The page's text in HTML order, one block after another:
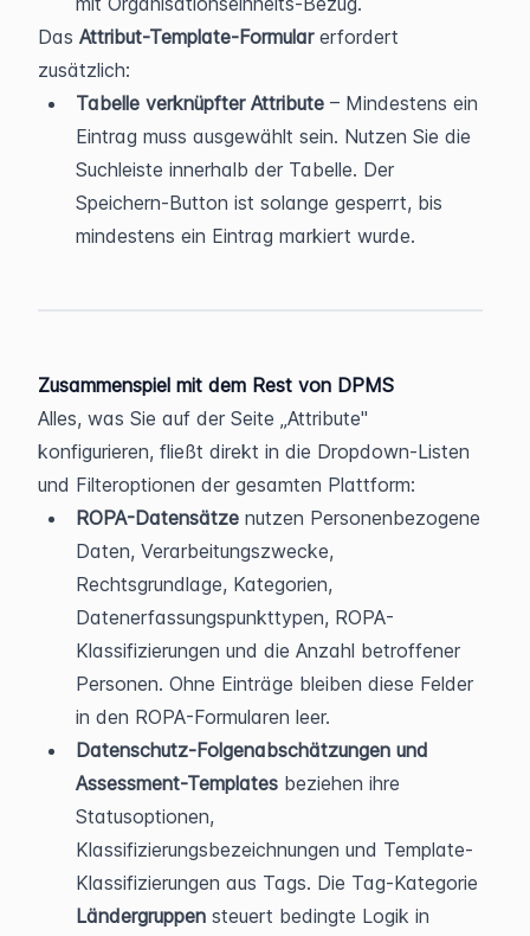
Das Attribut-Template-Formular erfordert
zusätzlich:
Tabelle verknüpfter Attribute – Mindestens ein
Eintrag muss ausgewählt sein. Nutzen Sie die
Suchleiste innerhalb der Tabelle. Der
Speichern-Button ist solange gesperrt, bis
mindestens ein Eintrag markiert wurde.
Zusammenspiel mit dem Rest von DPMS
Alles, was Sie auf der Seite „Attribute"
konfigurieren, fließt direkt in die Dropdown-Listen
und Filteroptionen der gesamten Plattform:
ROPA-Datensätze nutzen Personenbezogene
Daten, Verarbeitungszwecke,
Rechtsgrundlage, Kategorien,
Datenerfassungspunkttypen, ROPA-
Klassifizierungen und die Anzahl betroffener
Personen. Ohne Einträge bleiben diese Felder
in den ROPA-Formularen leer.
Datenschutz-Folgenabschätzungen und
Assessment-Templates beziehen ihre
Statusoptionen,
Klassifizierungsbezeichnungen und Template-
Ländergruppen steuert bedingte Logik in